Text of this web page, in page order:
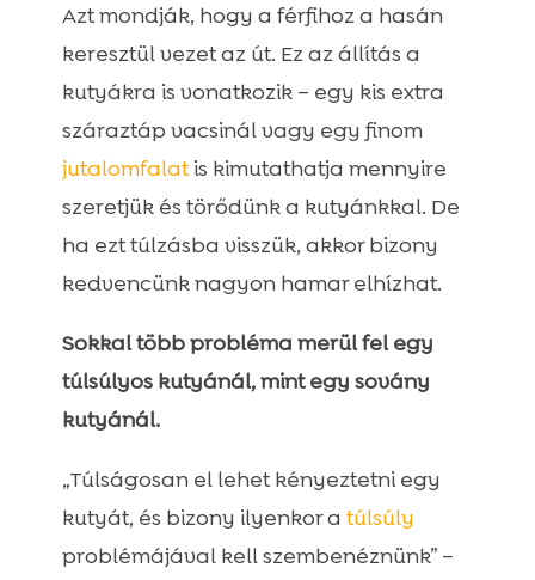
Kutya problémák: Útmutató az
egészséghez és viselkedéshez
Kutya tavasz: Tippek kutyásoknak
Azt mondják, hogy a férfihoz a hasán
keresztül vezet az út. Ez az állítás a
kutyákra is vonatkozik – egy kis extra
száraztáp vacsinál vagy egy finom
jutalomfalatis kimutathatja mennyire
szeretjük és törődünk a kutyánkkal. De
ha ezt túlzásba visszük, akkor bizony
kedvencünk nagyon hamar elhízhat.
Sokkal több probléma merül fel egy
túlsúlyos kutyánál, mint egy sovány
kutyánál.
„Túlságosan el lehet kényeztetni egy
kutyát, és bizony ilyenkor a túlsúly
problémájával kell szembenéznünk” –